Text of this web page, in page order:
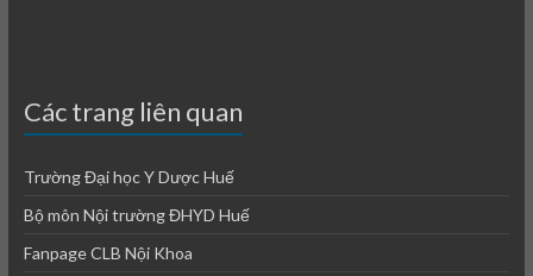
Các trang liên quan
Trường Đại học Y Dược Huế
Bộ môn Nội trường ĐHYD Huế
Fanpage CLB Nội Khoa